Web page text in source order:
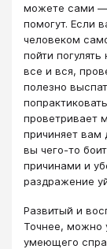
можете сами —
помогут. Если
человеком
пойти
все и вся,
полезно
проветривает
причиняет вам
вы чего-то
причинами и
раздражение
Развитый и
Точнее, можно
умеющего